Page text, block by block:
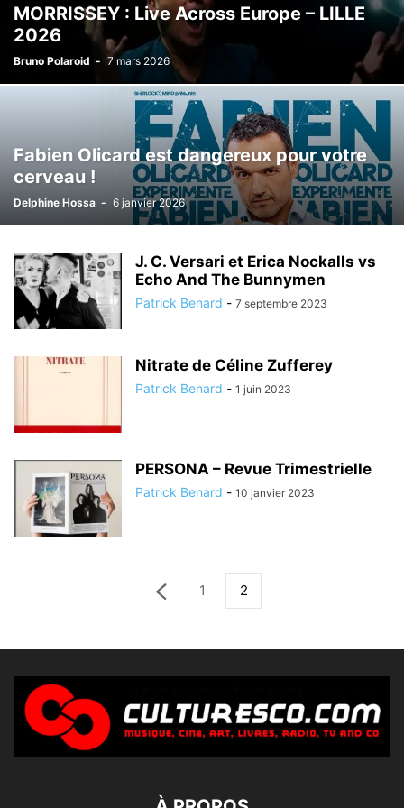
MORRISSEY : Live Across Europe – LILLE
2026
Bruno Polaroid - 7 mars 2026
Fabien Olicard est dangereux pour votre
cerveau !
Delphine Hossa - 6 janvier 2026
J. C. Versari et Erica Nockalls vs
Echo And The Bunnymen
Patrick Benard - 7 septembre 2023
Nitrate de Céline Zufferey
Patrick Benard - 1 juin 2023
PERSONA – Revue Trimestrielle
Patrick Benard - 10 janvier 2023
1 2